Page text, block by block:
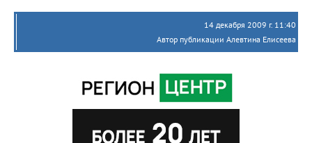
14 декабря 2009 г. 11:40
Автор публикации Алевтина Елисеева